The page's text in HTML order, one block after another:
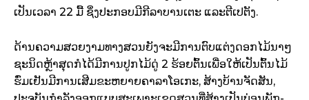
ເປັນ​ເວ­ລາ 22 ມື້ ຊຶ່ງປະ­ກອບ​ມີ​ກີ­ລາ​ບານ­ເຕະ ແລະ​ຕີ​ເປ​ຕັງ.
ດ້ານ​ຄວາມ​ສວຍ​ງາມ​ທາງ​ສວນ​ຍັງຈະ​ມີ​ການ​ຕົບ­ແຕ່ງ​ດອກ​ໄມ້​ນາໆ​
ຊະ­ນິດຫຼ້າ​ສຸດ​ກໍ​ໄດ້​ມີ​ການ​ປູກ​ໄມ້​ດູ່ 2 ຮ້ອຍ​ຕົ້ນເພື່ອ​ໃຫ້​ເປັນ­ຕົ້ນ​ໄມ້​
ຮົ່ມ​ເຢັນ​ມີ​ການ​ເສີມຂະ­ຫຍາຍ​ຄາ​ລາ​ໂອ​ເກະ, ສ້າງ​ບ້ານ​ຈັດສັນ,